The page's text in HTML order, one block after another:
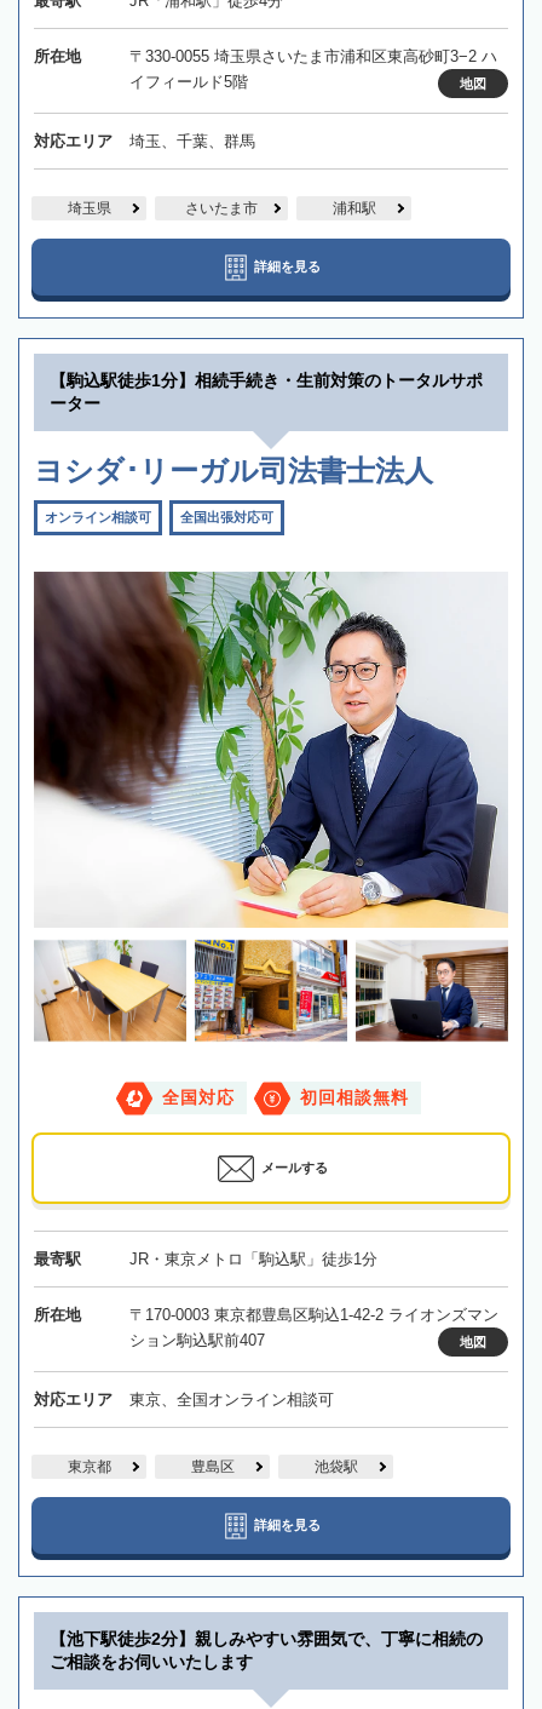
所在地
〒330-0055 埼玉県さいたま市浦和区東高砂町3−2 ハ
イフィールド5階
地図
対応エリア 埼玉、千葉、群馬
埼玉県 さいたま市 浦和駅
詳細を見る
【駒込駅徒歩1分】相続手続き・生前対策のトータルサポ
ーター
ヨシダ･リーガル司法書士法人
オンライン相談可 全国出張対応可
全国対応 初回相談無料
メールする
最寄駅 JR・東京メトロ「駒込駅」徒歩1分
所在地
〒170-0003 東京都豊島区駒込1-42-2 ライオンズマン
ション駒込駅前407
地図
対応エリア 東京、全国オンライン相談可
東京都 豊島区 池袋駅
詳細を見る
【池下駅徒歩2分】親しみやすい雰囲気で、丁寧に相続の
ご相談をお伺いいたします